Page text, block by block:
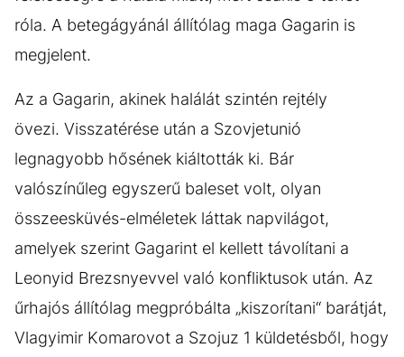
róla. A betegágyánál állítólag maga Gagarin is
megjelent.
Az a Gagarin, akinek halálát szintén rejtély
övezi. Visszatérése után a Szovjetunió
legnagyobb hősének kiáltották ki. Bár
valószínűleg egyszerű baleset volt, olyan
összeesküvés-elméletek láttak napvilágot,
amelyek szerint Gagarint el kellett távolítani a
Leonyid Brezsnyevvel való konfliktusok után. Az
űrhajós állítólag megpróbálta „kiszorítani“ barátját,
Vlagyimir Komarovot a Szojuz 1 küldetésből, hogy